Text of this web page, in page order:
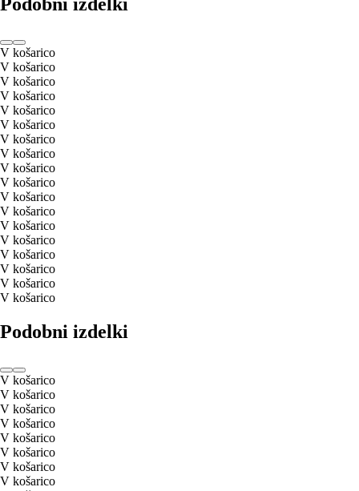
V košarico
V košarico
V košarico
V košarico
V košarico
V košarico
V košarico
V košarico
V košarico
V košarico
V košarico
V košarico
V košarico
V košarico
V košarico
V košarico
V košarico
V košarico
Podobni izdelki
V košarico
V košarico
V košarico
V košarico
V košarico
V košarico
V košarico
V košarico